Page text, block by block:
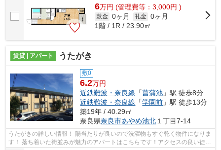
6万円 (管理費等：3,000円 )
敷金 0ヶ月 礼金 0ヶ月
1階 / 1R / 23.90㎡
賃貸 | アパート うたがき
敷0
6.2万円
近鉄難波・奈良線 「菖蒲池 」駅 徒歩8分
近鉄難波・奈良線 「学園前 」駅 徒歩13分
築19年 / 40.29㎡
奈良県奈良市あやめ池北 １丁目7-14
うたがきの詳しい情報！ 陽当たりが良いので洗濯物もすぐ乾く物件になりま
す！ 落ち着いた街並みが魅力のアパートはこちらです！アクセスの良い徒歩